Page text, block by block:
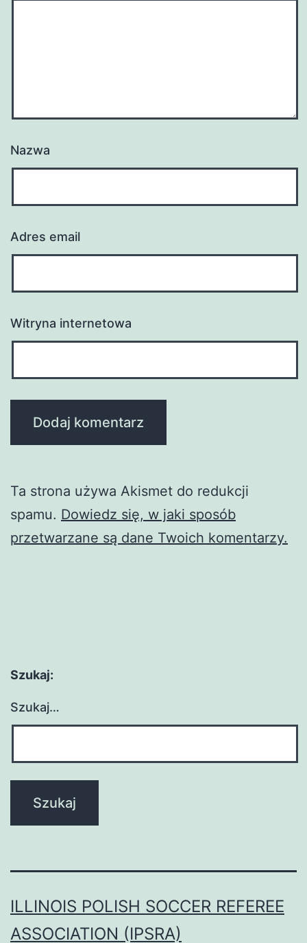
Nazwa
Adres email
Witryna internetowa
Ta strona używa Akismet do redukcji
spamu. Dowiedz się, w jaki sposób
przetwarzane są dane Twoich komentarzy.
Szukaj:
Szukaj…
ILLINOIS POLISH SOCCER REFEREE
ASSOCIATION (IPSRA)